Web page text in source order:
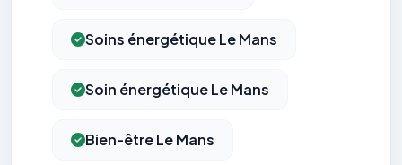
Soins énergétique Le Mans
Soin énergétique Le Mans
Bien-être Le Mans